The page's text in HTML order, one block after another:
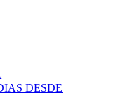
DESDE